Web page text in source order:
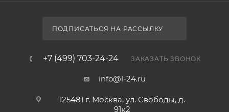
ПОДПИСАТЬСЯ НА РАССЫЛКУ
+7 (499) 703-24-24 ЗАКАЗАТЬ ЗВОНОК
info@l-24.ru
125481 г. Москва, ул. Свободы, д.
91к2